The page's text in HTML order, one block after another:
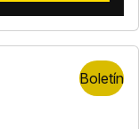
Boletín